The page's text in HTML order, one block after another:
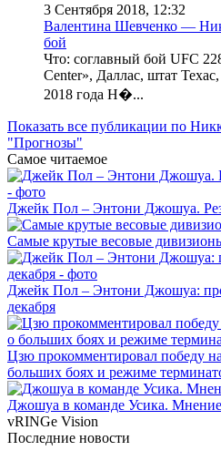
3 Сентября 2018, 12:32
Валентина Шевченко —
бой
Что: соглавный бой UFC
Center», Даллас, штат
2018 года Н�...
Показать все публикации по
"Прогнозы"
Самое читаемое
Джейк Пол – Энтони Джошуа.
Самые крутые весовые
Джейк Пол – Энтони Джошуа:
декабря
Цзю прокомментировал победу
больших боях и режиме
Джошуа в команде Усика. Мнение
vRINGe Vision
Последние новости